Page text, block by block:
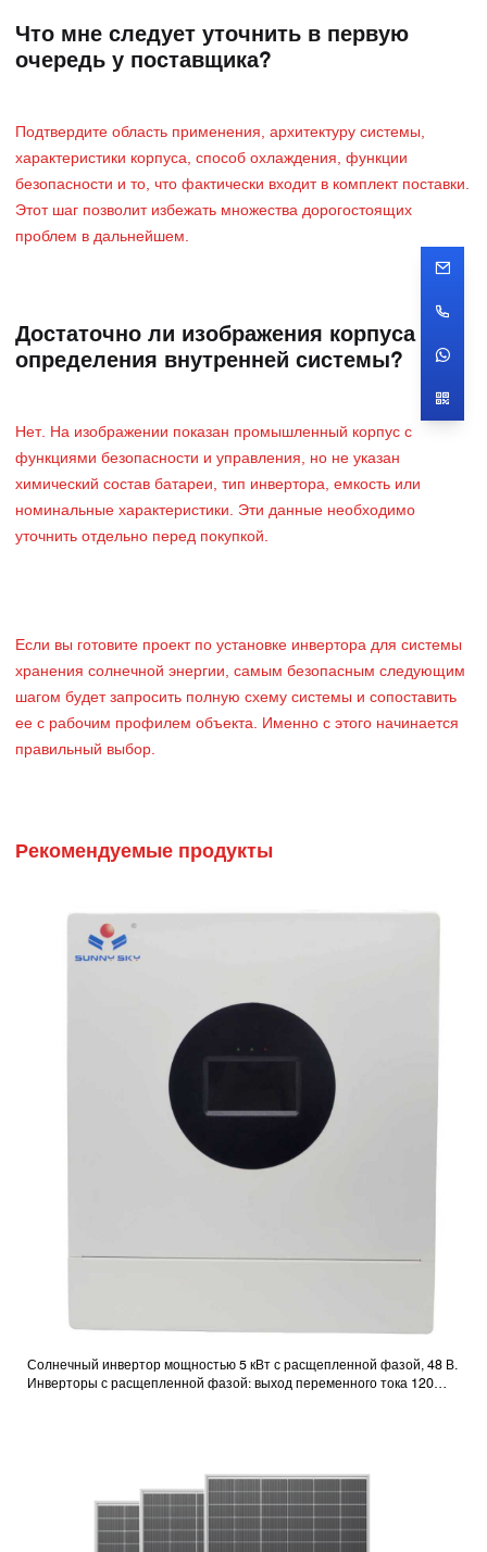
Что мне следует уточнить в первую
очередь у поставщика?
Подтвердите область применения, архитектуру системы,
характеристики корпуса, способ охлаждения, функции
безопасности и то, что фактически входит в комплект поставки.
Этот шаг позволит избежать множества дорогостоящих
проблем в дальнейшем.
Достаточно ли изображения корпуса для
определения внутренней системы?
Нет. На изображении показан промышленный корпус с
функциями безопасности и управления, но не указан
химический состав батареи, тип инвертора, емкость или
номинальные характеристики. Эти данные необходимо
уточнить отдельно перед покупкой.
Если вы готовите проект по установке инвертора для системы
хранения солнечной энергии, самым безопасным следующим
шагом будет запросить полную схему системы и сопоставить
ее с рабочим профилем объекта. Именно с этого начинается
правильный выбор.
Рекомендуемые продукты
Солнечный инвертор мощностью 5 кВт с расщепленной фазой, 48 В.
Инверторы с расщепленной фазой: выход переменного тока 120